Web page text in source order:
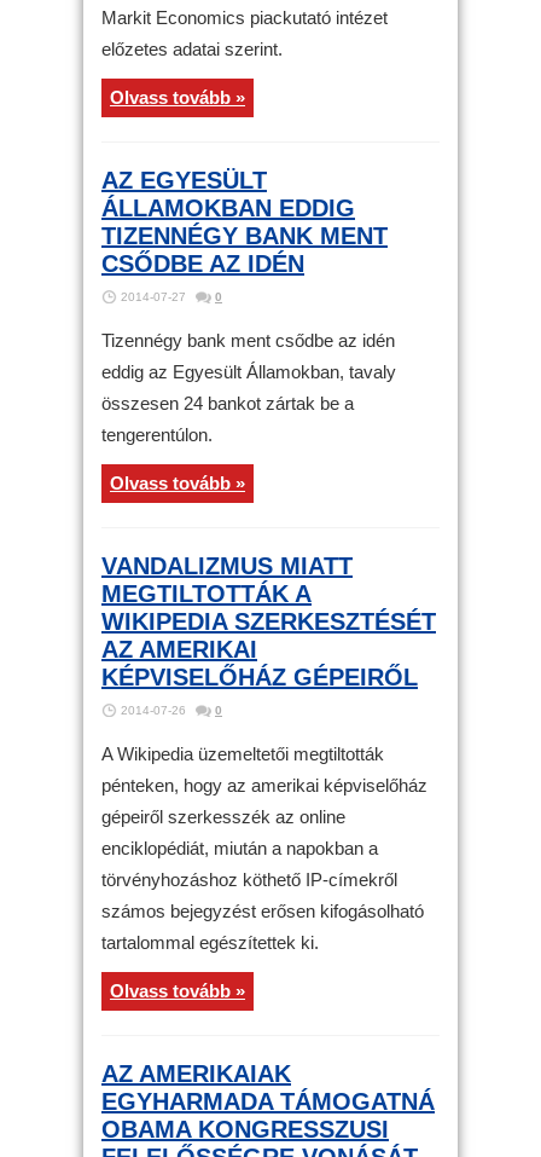
Markit Economics piackutató intézet
előzetes adatai szerint.
Olvass tovább »
AZ EGYESÜLT
ÁLLAMOKBAN EDDIG
TIZENNÉGY BANK MENT
CSŐDBE AZ IDÉN
2014-07-27 0
Tizennégy bank ment csődbe az idén
eddig az Egyesült Államokban, tavaly
összesen 24 bankot zártak be a
tengerentúlon.
Olvass tovább »
VANDALIZMUS MIATT
MEGTILTOTTÁK A
WIKIPEDIA SZERKESZTÉSÉT
AZ AMERIKAI
KÉPVISELŐHÁZ GÉPEIRŐL
2014-07-26 0
A Wikipedia üzemeltetői megtiltották
pénteken, hogy az amerikai képviselőház
gépeiről szerkesszék az online
enciklopédiát, miután a napokban a
törvényhozáshoz köthető IP-címekről
számos bejegyzést erősen kifogásolható
tartalommal egészítettek ki.
Olvass tovább »
AZ AMERIKAIAK
EGYHARMADA TÁMOGATNÁ
OBAMA KONGRESSZUSI